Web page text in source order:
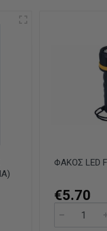
ΦΑΚΟΣ LED
€5.70